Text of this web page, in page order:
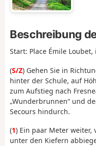
Beschreibung
Start: Place Émile
(S/Z) Gehen Sie in
hinter der Schule, auf
zum Aufstieg nach
„Wunderbrunnen“ und
Secours hindurch.
(1) Ein paar Meter weiter,
unter den Kiefern